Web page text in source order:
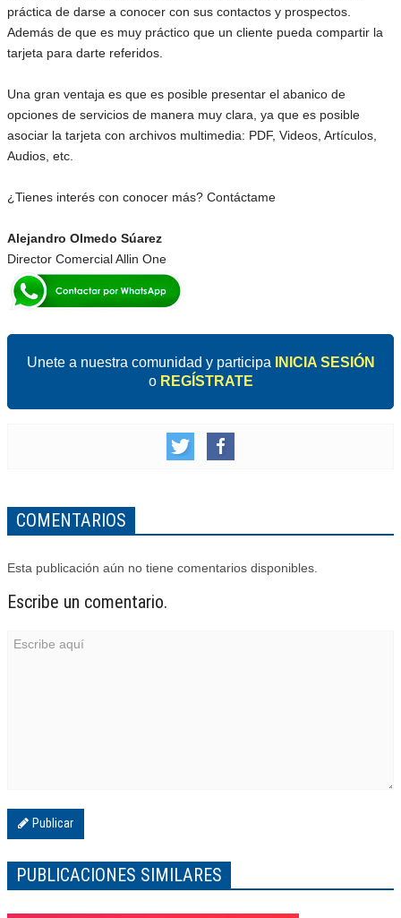
práctica de darse a conocer con sus contactos y prospectos.
Además de que es muy práctico que un cliente pueda compartir la
tarjeta para darte referidos.
Una gran ventaja es que es posible presentar el abanico de
opciones de servicios de manera muy clara, ya que es posible
asociar la tarjeta con archivos multimedia: PDF, Videos, Artículos,
Audios, etc.
¿Tienes interés con conocer más? Contáctame
Alejandro Olmedo Súarez
Director Comercial Allin One
Unete a nuestra comunidad y participa
INICIA SESIÓN
o REGÍSTRATE
COMENTARIOS
Esta publicación aún no tiene comentarios disponibles.
Escribe un comentario.
Publicar
PUBLICACIONES SIMILARES